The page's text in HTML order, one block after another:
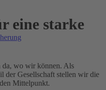
eine starke
da, wo wir können. Als
der Gesellschaft stellen wir die
Mittelpunkt.